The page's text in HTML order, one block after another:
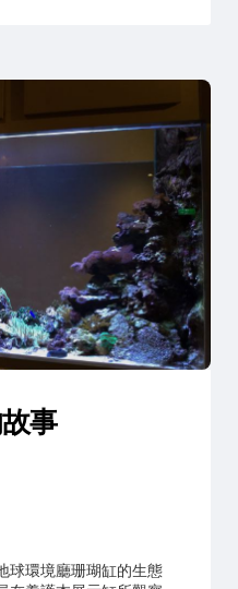
事
球環境廳珊瑚缸的生態